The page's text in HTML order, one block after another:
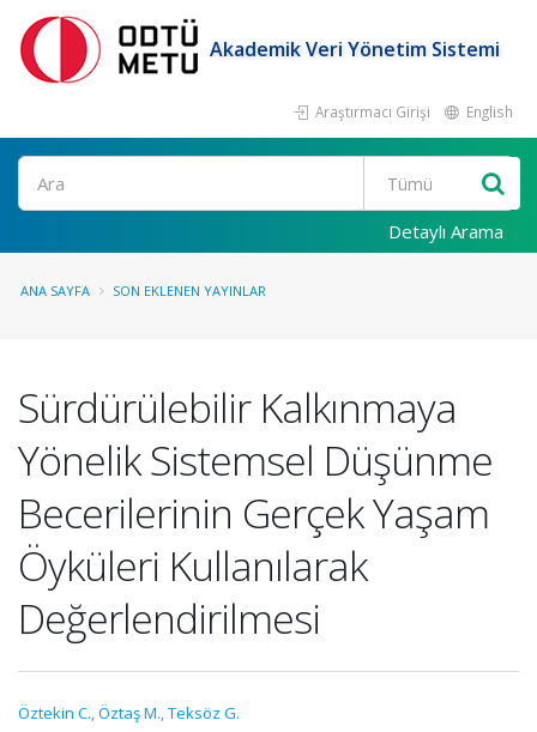
Akademik Veri Yönetim Sistemi
Araştırmacı Girişi English
Ara
Detaylı Arama
ANA SAYFA SON EKLENEN YAYINLAR
Sürdürülebilir Kalkınmaya
Yönelik Sistemsel Düşünme
Becerilerinin Gerçek Yaşam
Öyküleri Kullanılarak
Değerlendirilmesi
Öztekin C.,Öztaş M.,Teksöz G.